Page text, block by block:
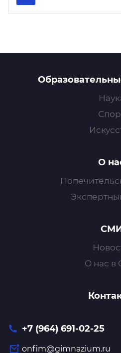
О
О нас в
+7 (964) 691-02-25
onfim@gimnazium.ru